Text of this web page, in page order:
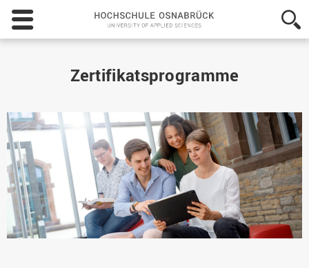
Hochschule
Osnabrück
-
Zertifikatsprogramme